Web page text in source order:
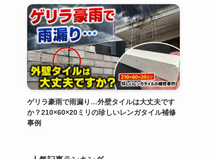
ゲリラ豪雨で雨漏り…外壁タイルは大丈夫です
か？210×60×20ミリの珍しいレンガタイル補修
事例